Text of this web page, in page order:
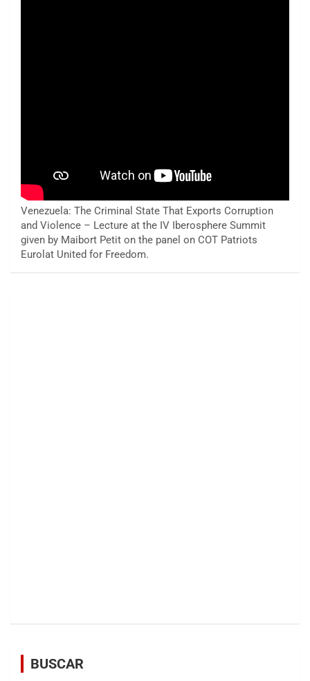
Venezuela: The Criminal State That Exports Corruption
and Violence – Lecture at the IV Iberosphere Summit
given by Maibort Petit on the panel on COT Patriots
Eurolat United for Freedom.
BUSCAR